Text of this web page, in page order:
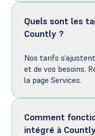
Quels sont les
Countly ?
Nos tarifs
et de vos besoins.
la page Services.
Comment
intégré à